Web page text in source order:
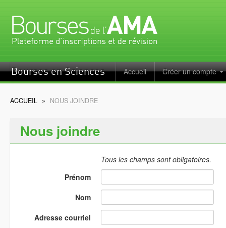
Bourses en Sciences Accueil Créer un compte
ACCUEIL » NOUS JOINDRE
Nous joindre
Tous les champs sont obligatoires.
Prénom
Nom
Adresse courriel